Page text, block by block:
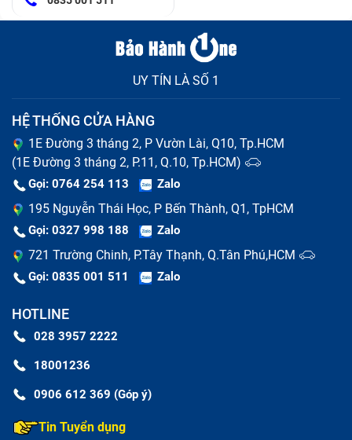
UY TÍN LÀ SỐ 1
HỆ THỐNG CỬA HÀNG
1E Đường 3 tháng 2, P Vườn Lài, Q10, Tp.HCM
(1E Đường 3 tháng 2, P.11, Q.10, Tp.HCM)
Gọi: 0764 254 113 Zalo
195 Nguyễn Thái Học, P Bến Thành, Q1, TpHCM
Gọi: 0327 998 188 Zalo
721 Trường Chinh, P.Tây Thạnh, Q.Tân Phú,HCM
Gọi: 0835 001 511 Zalo
HOTLINE
028 3957 2222
18001236
0906 612 369 (Góp ý)
Tin Tuyển dụng